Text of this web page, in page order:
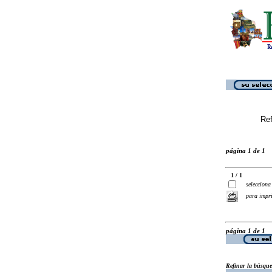
página 1 de 1
1 / 1
selecciona
para
página 1 de 1
Refinar la